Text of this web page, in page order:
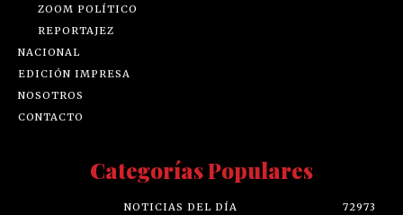
ZOOM POLÍTICO
REPORTAJEZ
NACIONAL
EDICIÓN IMPRESA
NOSOTROS
CONTACTO
Categorías Populares
NOTICIAS DEL DÍA
72973